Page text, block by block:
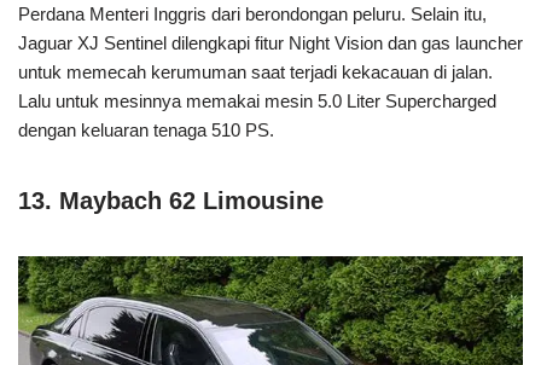
Perdana Menteri Inggris dari berondongan peluru. Selain itu,
Jaguar XJ Sentinel dilengkapi fitur Night Vision dan gas launcher
untuk memecah kerumuman saat terjadi kekacauan di jalan.
Lalu untuk mesinnya memakai mesin 5.0 Liter Supercharged
dengan keluaran tenaga 510 PS.
13. Maybach 62 Limousine